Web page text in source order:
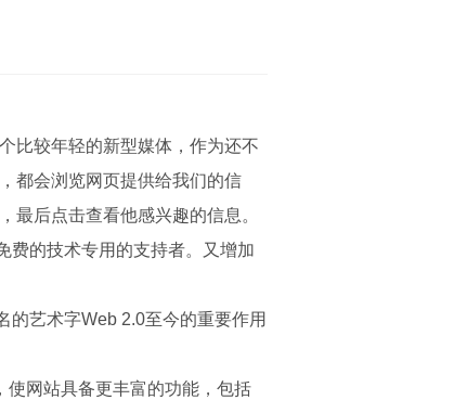
比较年轻的新型媒体，作为还不
都会浏览网页提供给我们的信
最后点击查看他感兴趣的信息。
的技术专用的支持者。又增加
艺术字Web 2.0至今的重要作用
网站具备更丰富的功能，包括